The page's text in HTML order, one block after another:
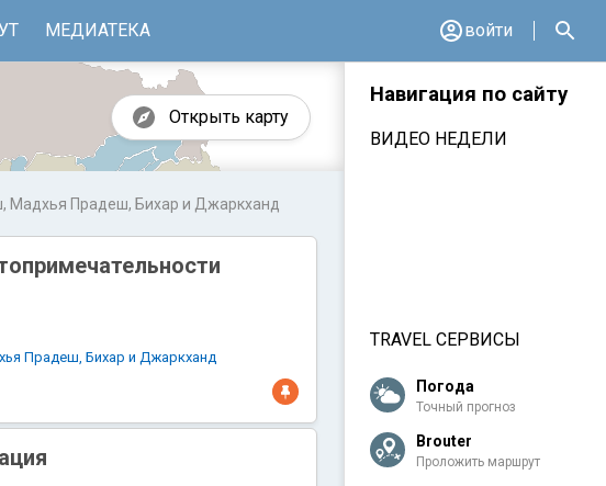
МЕДИАТЕКА войти
Открыть карту
залив
Мадхья Прадеш, Бихар и Джаркханд
Прадеш, Бихар и Джаркханд
Навигация по сайту
ВИДЕО НЕДЕЛИ
TRAVEL СЕРВИСЫ
Погода
Точный прогноз
Brouter
Проложить маршрут